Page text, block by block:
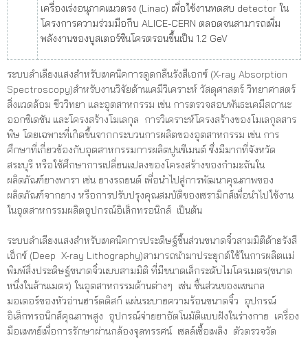
เครื่องเร่งอนุภาคแนวตรง (Linac) เพื่อใช้งานทดสบ detector ใน
โครงการความร่วมมือกีบ ALICE-CERN ตลอดจนสามารถเพิ่ม
พลังงานของบูสเตอร์ซินโครตรอนขึ้นเป็น 1.2 GeV
ระบบลำเลียงแสงสำหรับเทคนิคการดูดกลืนรังสีเอกซ์ (X-ray Absorption
Spectroscopy)สำหรับงานวิจัยด้านเคมีวิเคราะห์ วัสดุศาสตร์ วิทยาศาสตร์
สิ่งแวดล้อม ชีววิทยา และอุตสาหกรรม เช่น การตรวจสอบพันธะเคมีสถานะ
ออกซิเดชัน และโครงสร้างโมเลกุล การวิเคราะห์โครงสร้างของโมเลกุลสาร
พิษ โดยเฉพาะที่เกิดขึ้นจากกระบวนการผลิตของอุตสาหกรรม เช่น การ
ศึกษาที่เกี่ยวข้องกับอุตสาหกรรมการผลิตปูนซีเมนต์ ซึ่งมีมากที่จังหวัด
สระบุรี หรือใช้ศึกษาการเปลี่ยนแปลงของโครงสร้างของกำมะถันใน
ผลิตภัณฑ์ยางพารา เช่น ยางรถยนต์ เพื่อนำไปสู่การพัฒนาคุณภาพของ
ผลิตภัณฑ์จากยาง หรือการปรับปรุงคุณสมบัติของเซรามิกส์เพื่อนำไปใช้งาน
ในอุตสาหกรรมผลิตอุปกรณ์อิเล็กทรอนิกส์ เป็นต้น
ระบบลำเลียงแสงสำหรับเทคนิคการประดิษฐ์ชิ้นส่วนขนาดจิ๋วสามมิติด้ายรังสี
เอ็กซ์ (Deep X-ray Lithography)สามารถนำมาประยุกต์ใช้ในการผลิตแม่
พิมพ์สิ่งประดิษฐ์ขนาดจิ๋วแบบสามมิติ ที่มีขนาดเล็กระดับไมโครเมตร(ขนาด
หนึ่งในล้านเมตร) ในอุตสาหกรรมด้านต่างๆ เช่น ชิ้นส่วนของแขนกล
มอเตอร์ของหัวอ่านฮาร์ดดิสก์ แผ่นระบายความร้อนขนาดจิ๋ว อุปกรณ์
อิเล็กทรอนิกส์คุณภาพสูง อุปกรณ์จ่ายยาอัตโนมัติแบบฝังในร่างกาย เครื่อง
มือแพทย์เพื่อการรักษาผ่านกล้องจุลทรรศน์ เซลล์เชื้อเพลิง ตัวตรวจวัด